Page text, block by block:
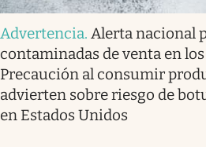
Advertencia. Alerta nacional
contaminadas de venta en los
Precaución al consumir
advierten sobre riesgo de
en Estados Unidos